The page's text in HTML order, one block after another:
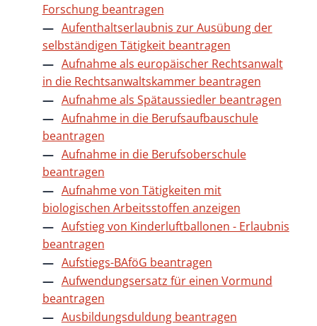
Forschung beantragen
Aufenthaltserlaubnis zur Ausübung der
selbständigen Tätigkeit beantragen
Aufnahme als europäischer Rechtsanwalt
in die Rechtsanwaltskammer beantragen
Aufnahme als Spätaussiedler beantragen
Aufnahme in die Berufsaufbauschule
beantragen
Aufnahme in die Berufsoberschule
beantragen
Aufnahme von Tätigkeiten mit
biologischen Arbeitsstoffen anzeigen
Aufstieg von Kinderluftballonen - Erlaubnis
beantragen
Aufstiegs-BAföG beantragen
Aufwendungsersatz für einen Vormund
beantragen
Ausbildungsduldung beantragen